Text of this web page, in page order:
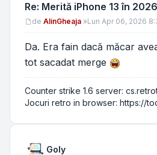
Re: Merită iPhone 13 în
Mesaj
de AlinGheaja »Lun Apr 06, 2026
Da. Era fain dacă măcar
tot sacadat merge
Counter strike 1.6 server:
Jocuri retro in browser: https://
Goly